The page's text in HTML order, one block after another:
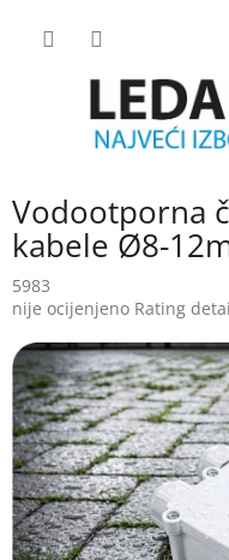
Vodootporna
kabele Ø8-
5983
The
product
rating
is
0.0
out
of
5
stars.
nije ocijenjeno Rating